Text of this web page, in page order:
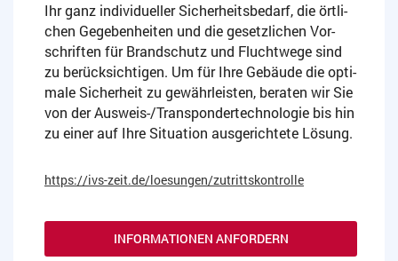
Ihr ganz in­di­vi­du­el­ler Si­cher­heits­be­darf, die ört­li­
chen Ge­ge­ben­hei­ten und die ge­setz­li­chen Vor­
schrif­ten für Brand­schutz und Flucht­we­ge sind
zu be­rück­sich­ti­gen. Um für Ihre Ge­bäu­de die op­ti­
ma­le Si­cher­heit zu ge­währ­leis­ten, be­ra­ten wir Sie
von der Aus­weis-/Trans­pon­der­tech­no­lo­gie bis hin
zu einer auf Ihre Si­tua­ti­on aus­ge­rich­te­te Lö­sung.
https://ivs-zeit.de/loesungen/zutrittskontrolle
INFORMATIONEN ANFORDERN